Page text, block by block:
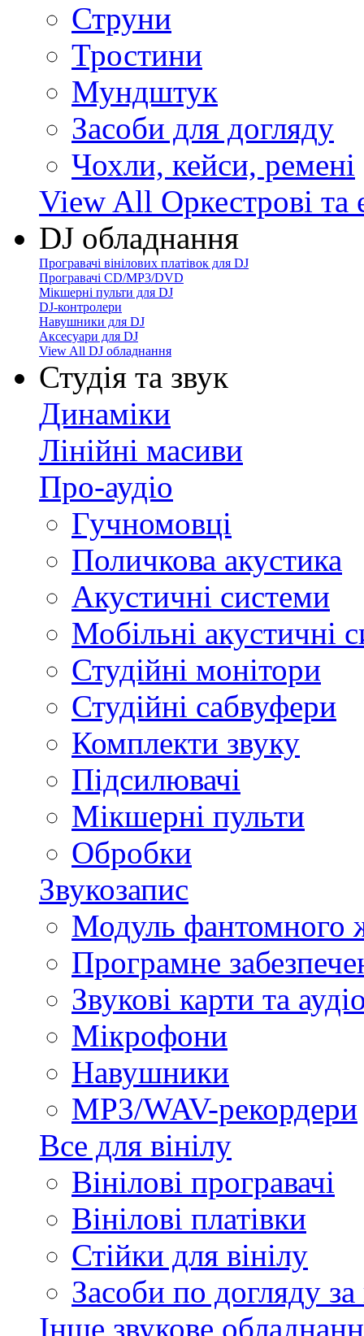
Струни
Тростини
Мундштук
Засоби для догляду
Чохли, кейси, ремені
View All Оркестрові та
DJ обладнання
Програвачі вінілових платівок для DJ
Програвачі CD/MP3/DVD
Мікшерні пульти для DJ
DJ-контролери
Навушники для DJ
Аксесуари для DJ
View All DJ обладнання
Студія та звук
Динаміки
Лінійні масиви
Про-аудіо
Гучномовці
Поличкова акустика
Акустичні системи
Мобільні акустичні
Студійні монітори
Студійні сабвуфери
Комплекти звуку
Підсилювачі
Мікшерні пульти
Обробки
Звукозапис
Модуль фантомного
Програмне
Звукові карти та
Мікрофони
Навушники
MP3/WAV-рекордери
Все для вінілу
Вінілові програвачі
Вінілові платівки
Стійки для вінілу
Засоби по догляду за
Інше звукове